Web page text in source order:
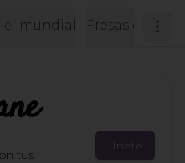
el mundial Fresas con
tus
Únete